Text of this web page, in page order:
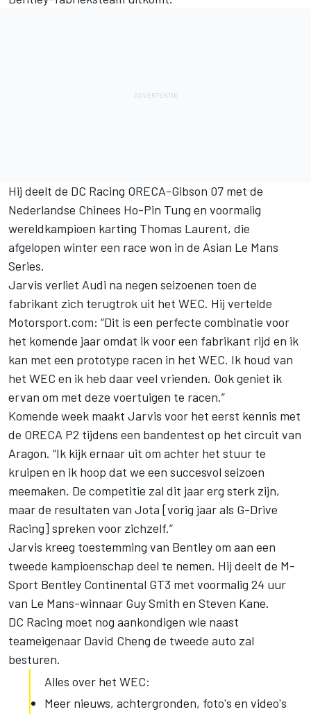
Hij deelt de DC Racing ORECA-Gibson 07 met de
Nederlandse Chinees Ho-Pin Tung en voormalig
wereldkampioen karting Thomas Laurent, die
afgelopen winter een race won in de Asian Le Mans
Series.
Jarvis verliet Audi na negen seizoenen toen de
fabrikant zich terugtrok uit het WEC. Hij vertelde
Motorsport.com: “Dit is een perfecte combinatie voor
het komende jaar omdat ik voor een fabrikant rijd en ik
kan met een prototype racen in het WEC. Ik houd van
het WEC en ik heb daar veel vrienden. Ook geniet ik
ervan om met deze voertuigen te racen.”
Komende week maakt Jarvis voor het eerst kennis met
de ORECA P2 tijdens een bandentest op het circuit van
Aragon. “Ik kijk ernaar uit om achter het stuur te
kruipen en ik hoop dat we een succesvol seizoen
meemaken. De competitie zal dit jaar erg sterk zijn,
maar de resultaten van Jota [vorig jaar als G-Drive
Racing] spreken voor zichzelf.”
Jarvis kreeg toestemming van Bentley om aan een
tweede kampioenschap deel te nemen. Hij deelt de M-
Sport Bentley Continental GT3 met voormalig 24 uur
van Le Mans-winnaar Guy Smith en Steven Kane.
DC Racing moet nog aankondigen wie naast
teameigenaar David Cheng de tweede auto zal
besturen.
Alles over het WEC:
Meer nieuws, achtergronden, foto's en video's